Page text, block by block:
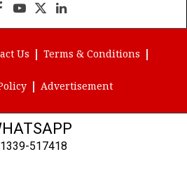
YouTube
X
(Twitter)
LinkedIn
Us Terms & Conditions
Advertisement
517418